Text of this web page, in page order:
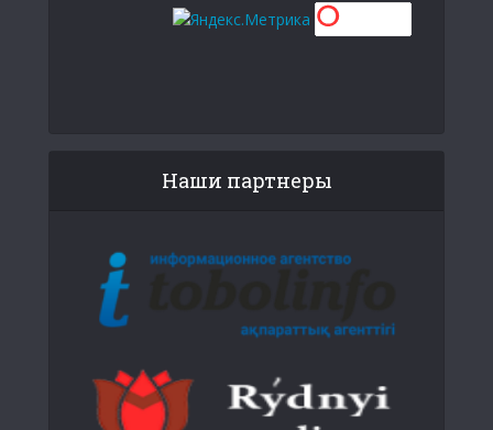
Наши партнеры